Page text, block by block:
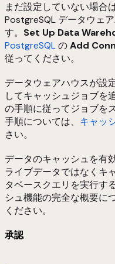
まだ設定していない場合
PostgreSQL データウェ
す。 Set Up Data
PostgreSQLのAdd
従ってください。
データウェアハウスが設
してキャッシュジョブを
の手順に従ってジョブを
手順については、 キャッ
さい。
データのキャッシュを有
ライブデータではなくキ
タベースクエリを実行す
シュ機能の完全な概要に
ください。
承認